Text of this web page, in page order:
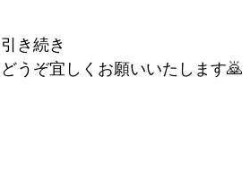
引き続き
どうぞ宜しくお願いいたします🙇